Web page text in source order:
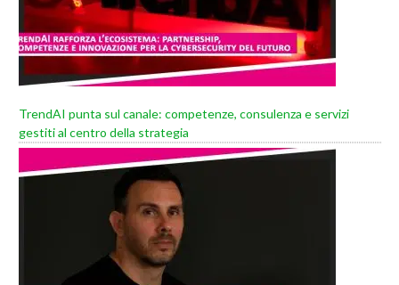
TrendAI punta sul canale: competenze, consulenza e servizi
gestiti al centro della strategia